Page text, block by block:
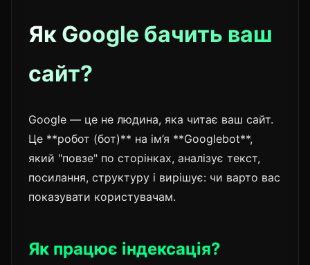
Як Google бачить ваш
сайт?
Google — це не людина, яка читає ваш сайт.
Це **робот (бот)** на ім’я **Googlebot**,
який "повзе" по сторінках, аналізує текст,
посилання, структуру і вирішує: чи варто вас
показувати користувачам.
Як працює індексація?